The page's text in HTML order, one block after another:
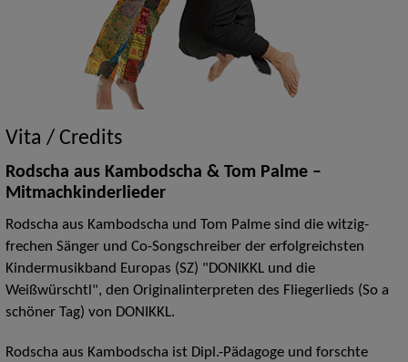
Vita / Credits
Rodscha aus Kambodscha & Tom Palme –
Mitmachkinderlieder
Rodscha aus Kambodscha und Tom Palme sind die witzig-
frechen Sänger und Co-Songschreiber der erfolgreichsten
Kindermusikband Europas (SZ) "DONIKKL und die
Weißwürschtl", den Originalinterpreten des Fliegerlieds (So a
schöner Tag) von DONIKKL.
Rodscha aus Kambodscha ist Dipl.-Pädagoge und forschte